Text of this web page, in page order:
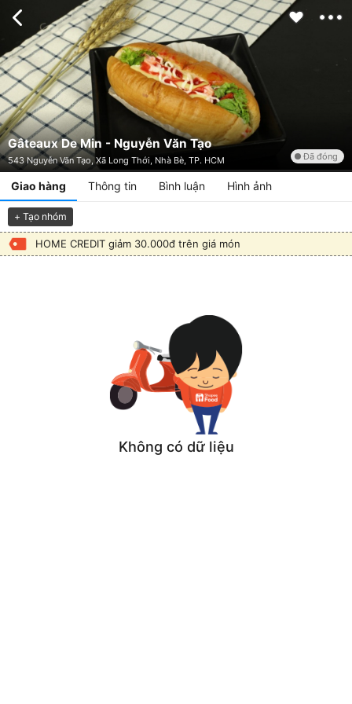
Gâteaux De Min - Nguyễn Văn Tạo
543 Nguyễn Văn Tạo, Xã Long Thới, Nhà Bè, TP. HCM Đã đóng
Giao hàng Thông tin Bình luận Hình ảnh
+ Tạo nhóm
HOME CREDIT giảm 30.000đ trên giá món
Không có dữ liệu